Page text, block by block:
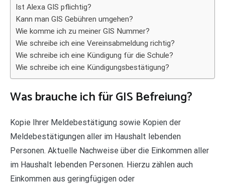
Ist Alexa GIS pflichtig?
Kann man GIS Gebühren umgehen?
Wie komme ich zu meiner GIS Nummer?
Wie schreibe ich eine Vereinsabmeldung richtig?
Wie schreibe ich eine Kündigung für die Schule?
Wie schreibe ich eine Kündigungsbestätigung?
Was brauche ich für GIS Befreiung?
Kopie Ihrer Meldebestätigung sowie Kopien der
Meldebestätigungen aller im Haushalt lebenden
Personen. Aktuelle Nachweise über die Einkommen aller
im Haushalt lebenden Personen. Hierzu zählen auch
Einkommen aus geringfügigen oder